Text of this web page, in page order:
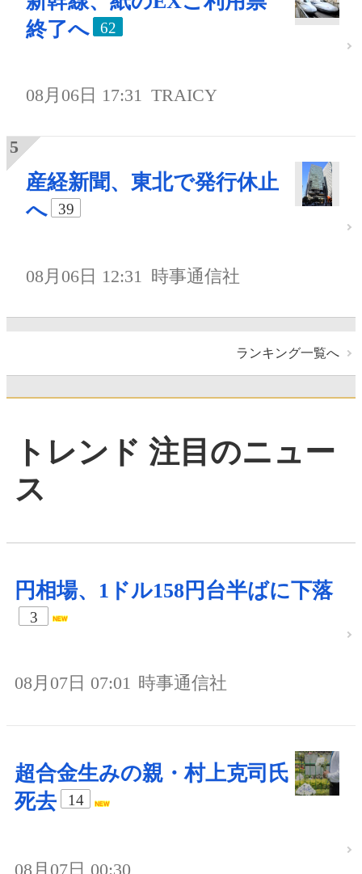
終了へ
62
08月06日 17:31 TRAICY
産経新聞、東北で発行休止
へ
39
08月06日 12:31 時事通信社
ランキング一覧へ
トレンド 注目のニュー
ス
円相場、1ドル158円台半ばに下落
3
08月07日 07:01 時事通信社
超合金生みの親・村上克司氏
死去
14
08月07日 00:30